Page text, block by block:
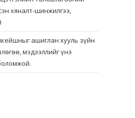
хяналт-шинжилгээ,
ашиглан хууль зүйн
мэдээллийг үнэ